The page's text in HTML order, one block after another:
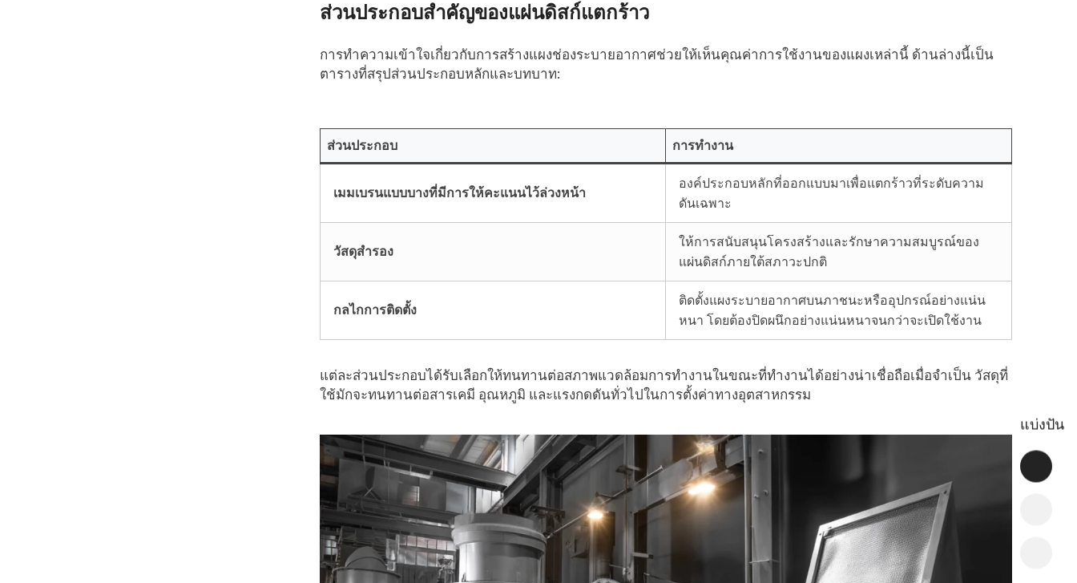
แบ่งปัน
facebook
twitter
ส่วนประกอบสำคัญของแผ่นดิสก์แตกร้าว
การทำความเข้าใจเกี่ยวกับการสร้างแผงช่องระบายอากาศช่วยให้เห็นคุณค่าการใช้งานของแผงเหล่านี้ ด้านล่างนี้เป็น
ตารางที่สรุปส่วนประกอบหลักและบทบาท:
ส่วนประกอบ การทำงาน
เมมเบรนแบบบางที่มีการให้คะแนนไว้ล่วงหน้า
องค์ประกอบหลักที่ออกแบบมาเพื่อแตกร้าวที่ระดับความ
ดันเฉพาะ
วัสดุสำรอง
ให้การสนับสนุนโครงสร้างและรักษาความสมบูรณ์ของ
แผ่นดิสก์ภายใต้สภาวะปกติ
กลไกการติดตั้ง
ติดตั้งแผงระบายอากาศบนภาชนะหรืออุปกรณ์อย่างแน่น
หนา โดยต้องปิดผนึกอย่างแน่นหนาจนกว่าจะเปิดใช้งาน
แต่ละส่วนประกอบได้รับเลือกให้ทนทานต่อสภาพแวดล้อมการทำงานในขณะที่ทำงานได้อย่างน่าเชื่อถือเมื่อจำเป็น วัสดุที่
ใช้มักจะทนทานต่อสารเคมี อุณหภูมิ และแรงกดดันทั่วไปในการตั้งค่าทางอุตสาหกรรม